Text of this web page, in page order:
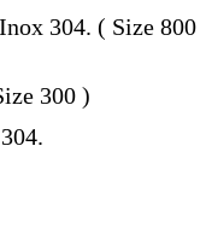
304. ( Size 800
300 )